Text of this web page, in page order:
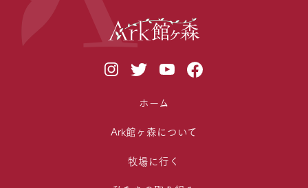
ホーム
Ark館ヶ森について
牧場に行く